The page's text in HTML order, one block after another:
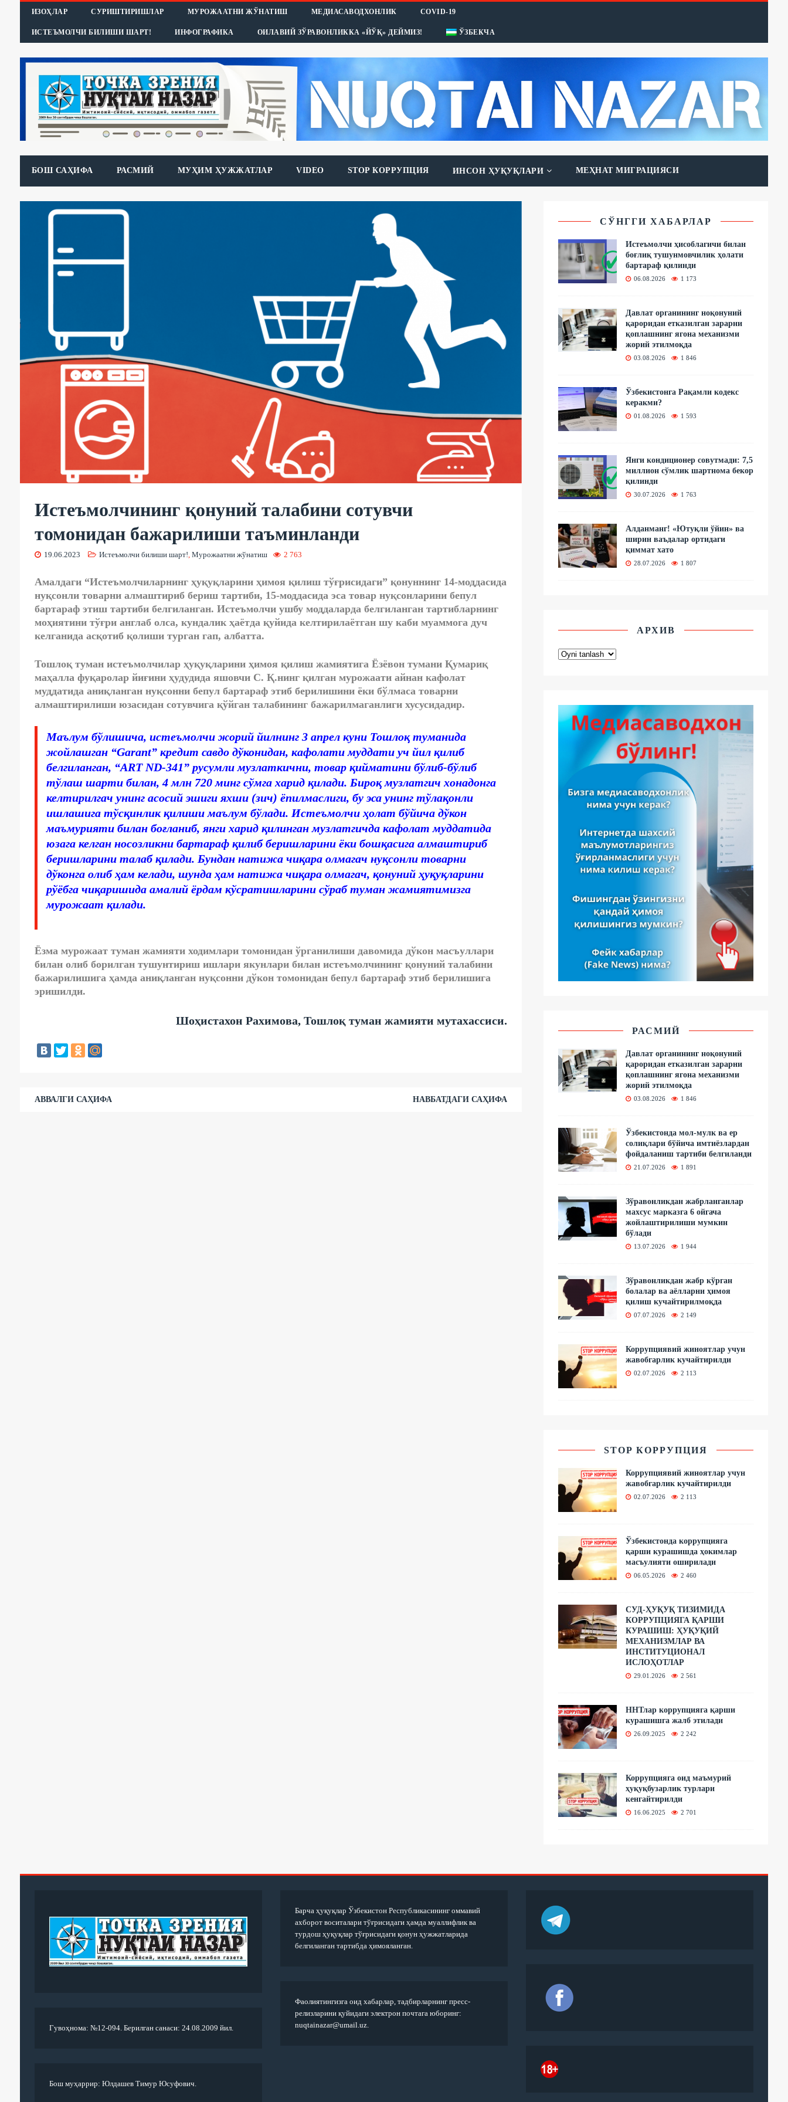
ИЗОҲЛАР СУРИШТИРИШЛАР МУРОЖААТНИ ЖЎНАТИШ МЕДИАСАВОДХОНЛИК COVID-19
ИСТЕЪМОЛЧИ БИЛИШИ ШАРТ! ИНФОГРАФИКА ОИЛАВИЙ ЗЎРАВОНЛИККА «ЙЎҚ» ДЕЙМИЗ! ЎЗБЕКЧА
БОШ САҲИФА РАСМИЙ МУҲИМ ҲУЖЖАТЛАР VIDEO STOP КОРРУПЦИЯ ИНСОН ҲУҚУҚЛАРИ МЕҲНАТ МИГРАЦИЯСИ
Истеъмолчининг қонуний талабини сотувчи
томонидан бажарилиши таъминланди
19.06.2023 Истеъмолчи билиши шарт!, Мурожаатни жўнатиш 2 763
Амалдаги “Истеъмолчиларнинг ҳуқуқларини ҳимоя қилиш тўғрисидаги” қонуннинг 14-моддасида
нуқсонли товарни алмаштириб бериш тартиби, 15-моддасида эса товар нуқсонларини бепул
бартараф этиш тартиби белгиланган. Истеъмолчи ушбу моддаларда белгиланган тартибларнинг
моҳиятини тўғри англаб олса, кундалик ҳаётда қуйида келтирилаётган шу каби муаммога дуч
келганида асқотиб қолиши турган гап, албатта.
Тошлоқ туман истеъмолчилар ҳуқуқларини ҳимоя қилиш жамиятига Ёзёвон тумани Қумариқ
маҳалла фуқаролар йиғини ҳудудида яшовчи С. Қ.нинг қилган мурожаати айнан кафолат
муддатида аниқланган нуқсонни бепул бартараф этиб берилишини ёки бўлмаса товарни
алмаштирилиши юзасидан сотувчига қўйган талабининг бажарилмаганлиги хусусидадир.
Маълум бўлишича, истеъмолчи жорий йилнинг 3 апрел куни Тошлоқ туманида
жойлашган “Garant” кредит савдо дўконидан, кафолати муддати уч йил қилиб
белгиланган, “ART ND-341” русумли музлаткични, товар қийматини бўлиб-бўлиб
тўлаш шарти билан, 4 млн 720 минг сўмга харид қилади. Бироқ музлатгич хонадонга
келтирилгач унинг асосий эшиги яхши (зич) ёпилмаслиги, бу эса унинг тўлақонли
ишлашига тўсқинлик қилиши маълум бўлади. Истеъмолчи ҳолат бўйича дўкон
маъмурияти билан боғланиб, янги харид қилинган музлатгичда кафолат муддатида
юзага келган носозликни бартараф қилиб беришларини ёки бошқасига алмаштириб
беришларини талаб қилади. Бундан натижа чиқара олмагач нуқсонли товарни
дўконга олиб ҳам келади, шунда ҳам натижа чиқара олмагач, қонуний ҳуқуқларини
рўёбга чиқаришида амалий ёрдам кўсратишларини сўраб туман жамиятимизга
мурожаат қилади.
Ёзма мурожаат туман жамияти ходимлари томонидан ўрганилиши давомида дўкон масъуллари
билан олиб борилган тушунтириш ишлари якунлари билан истеъмолчининг қонуний талабини
бажарилишига ҳамда аниқланган нуқсонни дўкон томонидан бепул бартараф этиб берилишига
эришилди.
Шоҳистахон Рахимова, Тошлоқ туман жамияти мутахассиси.
АВВАЛГИ САҲИФА НАВБАТДАГИ САҲИФА
СЎНГГИ ХАБАРЛАР
Истеъмолчи ҳисоблагичи билан
боғлиқ тушунмовчилик ҳолати
бартараф қилинди
06.08.2026 1 173
Давлат органининг ноқонуний
қароридан етказилган зарарни
қоплашнинг ягона механизми
жорий этилмоқда
03.08.2026 1 846
Ўзбекистонга Рақамли кодекс
керакми?
01.08.2026 1 593
Янги кондиционер совутмади: 7,5
миллион сўмлик шартнома бекор
қилинди
30.07.2026 1 763
Алданманг! «Ютуқли ўйин» ва
ширин ваъдалар ортидаги
қиммат хато
28.07.2026 1 807
АРХИВ
РАСМИЙ
Давлат органининг ноқонуний
қароридан етказилган зарарни
қоплашнинг ягона механизми
жорий этилмоқда
03.08.2026 1 846
Ўзбекистонда мол-мулк ва ер
солиқлари бўйича имтиёзлардан
фойдаланиш тартиби белгиланди
21.07.2026 1 891
Зўравонликдан жабрланганлар
махсус марказга 6 ойгача
жойлаштирилиши мумкин
бўлади
13.07.2026 1 944
Зўравонликдан жабр кўрган
болалар ва аёлларни ҳимоя
қилиш кучайтирилмоқда
07.07.2026 2 149
Коррупциявий жиноятлар учун
жавобгарлик кучайтирилди
02.07.2026 2 113
STOP КОРРУПЦИЯ
Коррупциявий жиноятлар учун
жавобгарлик кучайтирилди
02.07.2026 2 113
Ўзбекистонда коррупцияга
қарши курашишда ҳокимлар
масъулияти оширилади
06.05.2026 2 460
СУД-ҲУҚУҚ ТИЗИМИДА
КОРРУПЦИЯГА ҚАРШИ
КУРАШИШ: ҲУҚУҚИЙ
МЕХАНИЗМЛАР ВА
ИНСТИТУЦИОНАЛ
ИСЛОҲОТЛАР
29.01.2026 2 561
ННТлар коррупцияга қарши
курашишга жалб этилади
26.09.2025 2 242
Коррупцияга оид маъмурий
ҳуқуқбузарлик турлари
кенгайтирилди
16.06.2025 2 701
Гувоҳнома: №12-094. Берилган санаси: 24.08.2009 йил.
Бош муҳаррир: Юлдашев Тимур Юсуфович.
Барча ҳуқуқлар Ўзбекистон Республикасининг оммавий
ахборот воситалари тўғрисидаги ҳамда муаллифлик ва
турдош ҳуқуқлар тўғрисидаги қонун ҳужжатларида
белгиланган тартибда ҳимояланган.
Фаолиятингизга оид хабарлар, тадбирларнинг пресс-
релизларини қуйидаги электрон почтага юборинг:
nuqtainazar@umail.uz.